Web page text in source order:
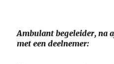
Ambulant begeleider, na
met een deelnemer: